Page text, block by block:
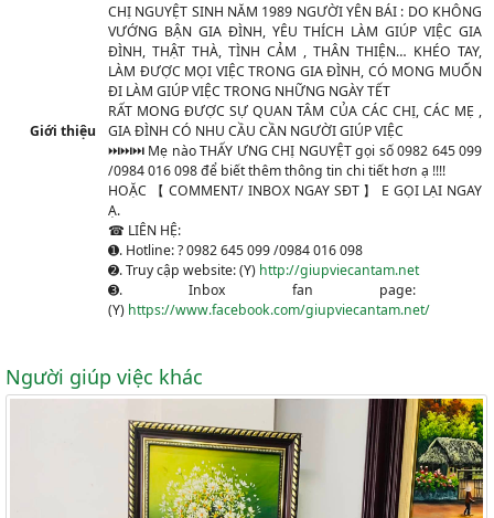
Giới thiệu
CHỊ NGUYỆT SINH NĂM 1989 NGƯỜI YÊN BÁI : DO KHÔNG
VƯỚNG BẬN GIA ĐÌNH, YÊU THÍCH LÀM GIÚP VIỆC GIA
ĐÌNH, THẬT THÀ, TÌNH CẢM , THÂN THIỆN… KHÉO TAY,
LÀM ĐƯỢC MỌI VIỆC TRONG GIA ĐÌNH, CÓ MONG MUỐN
ĐI LÀM GIÚP VIỆC TRONG NHỮNG NGÀY TẾT
RẤT MONG ĐƯỢC SỰ QUAN TÂM CỦA CÁC CHỊ, CÁC MẸ ,
GIA ĐÌNH CÓ NHU CẦU CẦN NGƯỜI GIÚP VIỆC
⏭⏭⏭ Mẹ nào THẤY ƯNG CHỊ NGUYỆT gọi số 0982 645 099
/0984 016 098 để biết thêm thông tin chi tiết hơn ạ !!!!
HOẶC 【 COMMENT/ INBOX NGAY SĐT 】 E GỌI LẠI NGAY
Ạ.
☎ LIÊN HỆ:
➊. Hotline:?0982 645 099 /0984 016 098
➋. Truy cập website:(Y) http://giupviecantam.net
➌. Inbox fan page:
(Y) https://www.facebook.com/giupviecantam.net/
Người giúp việc khác